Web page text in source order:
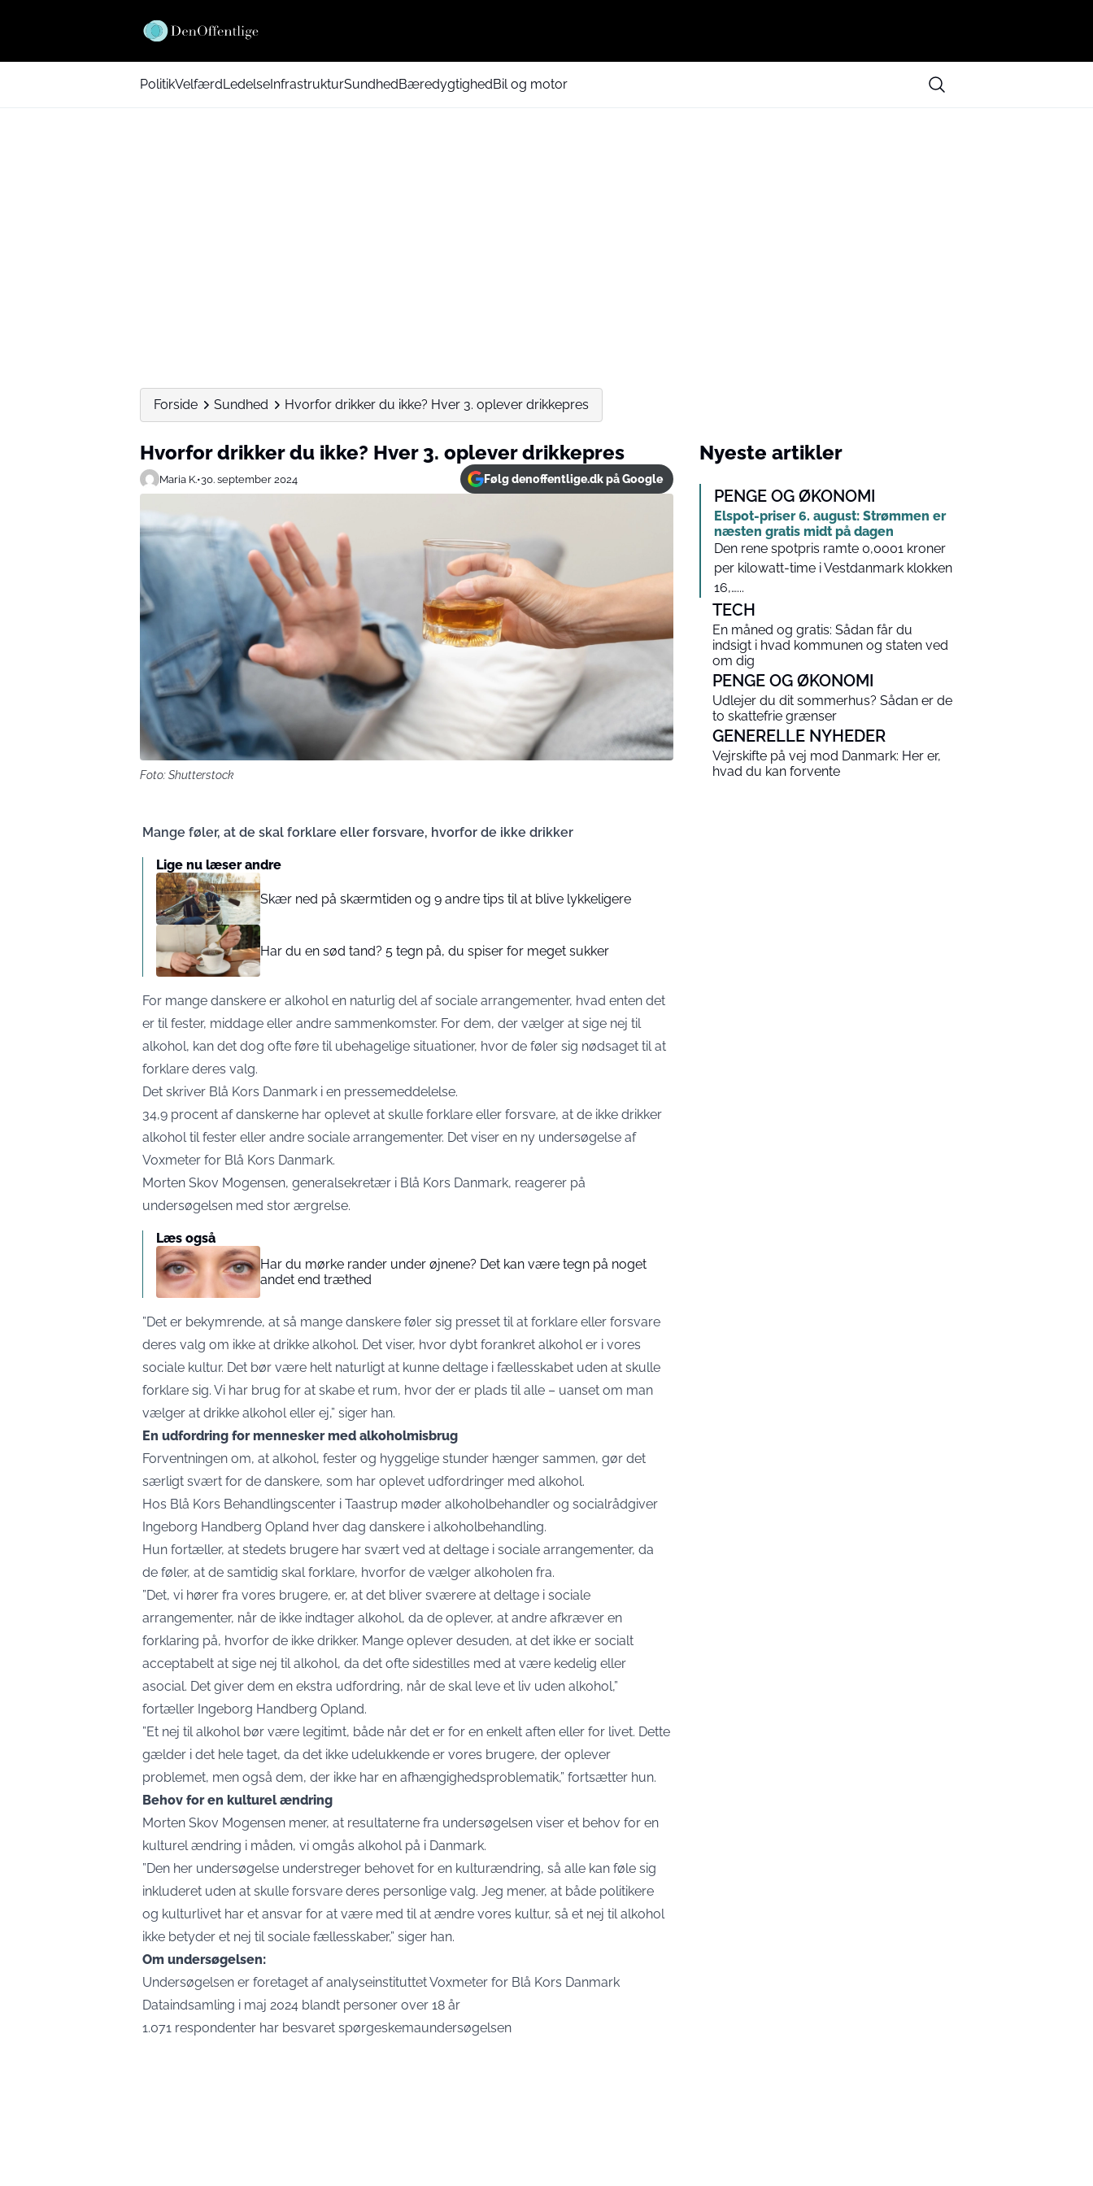
PolitikVelfærdLedelseInfrastrukturSundhedBæredygtighedBil og motor
Forside Sundhed Hvorfor drikker du ikke? Hver 3. oplever drikkepres
Hvorfor drikker du ikke? Hver 3. oplever drikkepres
Maria K.•30. september 2024 Følg denoffentlige.dk på Google
Foto: Shutterstock
Mange føler, at de skal forklare eller forsvare, hvorfor de ikke drikker
Lige nu læser andre
Skær ned på skærmtiden og 9 andre tips til at blive lykkeligere
Har du en sød tand? 5 tegn på, du spiser for meget sukker
For mange danskere er alkohol en naturlig del af sociale arrangementer, hvad enten det
er til fester, middage eller andre sammenkomster. For dem, der vælger at sige nej til
alkohol, kan det dog ofte føre til ubehagelige situationer, hvor de føler sig nødsaget til at
forklare deres valg.
Det skriver Blå Kors Danmark i en pressemeddelelse.
34,9 procent af danskerne har oplevet at skulle forklare eller forsvare, at de ikke drikker
alkohol til fester eller andre sociale arrangementer. Det viser en ny undersøgelse af
Voxmeter for Blå Kors Danmark.
Morten Skov Mogensen, generalsekretær i Blå Kors Danmark, reagerer på
undersøgelsen med stor ærgrelse.
Læs også
Har du mørke rander under øjnene? Det kan være tegn på noget
andet end træthed
”Det er bekymrende, at så mange danskere føler sig presset til at forklare eller forsvare
deres valg om ikke at drikke alkohol. Det viser, hvor dybt forankret alkohol er i vores
sociale kultur. Det bør være helt naturligt at kunne deltage i fællesskabet uden at skulle
forklare sig. Vi har brug for at skabe et rum, hvor der er plads til alle – uanset om man
vælger at drikke alkohol eller ej,” siger han.
En udfordring for mennesker med alkoholmisbrug
Forventningen om, at alkohol, fester og hyggelige stunder hænger sammen, gør det
særligt svært for de danskere, som har oplevet udfordringer med alkohol.
Hos Blå Kors Behandlingscenter i Taastrup møder alkoholbehandler og socialrådgiver
Ingeborg Handberg Opland hver dag danskere i alkoholbehandling.
Hun fortæller, at stedets brugere har svært ved at deltage i sociale arrangementer, da
de føler, at de samtidig skal forklare, hvorfor de vælger alkoholen fra.
”Det, vi hører fra vores brugere, er, at det bliver sværere at deltage i sociale
arrangementer, når de ikke indtager alkohol, da de oplever, at andre afkræver en
forklaring på, hvorfor de ikke drikker. Mange oplever desuden, at det ikke er socialt
acceptabelt at sige nej til alkohol, da det ofte sidestilles med at være kedelig eller
asocial. Det giver dem en ekstra udfordring, når de skal leve et liv uden alkohol,”
fortæller Ingeborg Handberg Opland.
”Et nej til alkohol bør være legitimt, både når det er for en enkelt aften eller for livet. Dette
gælder i det hele taget, da det ikke udelukkende er vores brugere, der oplever
problemet, men også dem, der ikke har en afhængighedsproblematik,” fortsætter hun.
Behov for en kulturel ændring
Morten Skov Mogensen mener, at resultaterne fra undersøgelsen viser et behov for en
kulturel ændring i måden, vi omgås alkohol på i Danmark.
”Den her undersøgelse understreger behovet for en kulturændring, så alle kan føle sig
inkluderet uden at skulle forsvare deres personlige valg. Jeg mener, at både politikere
og kulturlivet har et ansvar for at være med til at ændre vores kultur, så et nej til alkohol
ikke betyder et nej til sociale fællesskaber,” siger han.
Om undersøgelsen:
Undersøgelsen er foretaget af analyseinstituttet Voxmeter for Blå Kors Danmark
Dataindsamling i maj 2024 blandt personer over 18 år
1.071 respondenter har besvaret spørgeskemaundersøgelsen
Nyeste artikler
PENGE OG ØKONOMI
Elspot-priser 6. august: Strømmen er
næsten gratis midt på dagen
Den rene spotpris ramte 0,0001 kroner
per kilowatt-time i Vestdanmark klokken
16,…...
TECH
En måned og gratis: Sådan får du
indsigt i hvad kommunen og staten ved
om dig
PENGE OG ØKONOMI
Udlejer du dit sommerhus? Sådan er de
to skattefrie grænser
GENERELLE NYHEDER
Vejrskifte på vej mod Danmark: Her er,
hvad du kan forvente